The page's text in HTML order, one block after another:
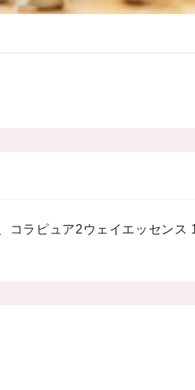
コラピュア2ウェイエッセンス